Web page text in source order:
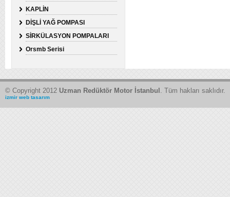
KAPLİN
DİŞLİ YAĞ POMPASI
SİRKÜLASYON POMPALARI
Orsmb Serisi
© Copyright 2012 Uzman Redüktör Motor İstanbul . Tüm hakları saklıdır.
izmir web tasarım